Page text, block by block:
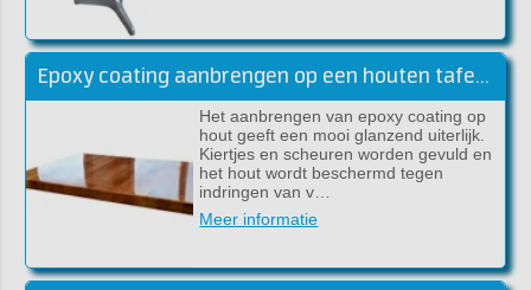
Epoxy coating aanbrengen op een houten tafelblad
Het aanbrengen van epoxy coating op
hout geeft een mooi glanzend uiterlijk.
Kiertjes en scheuren worden gevuld en
het hout wordt beschermd tegen
indringen van v…
Meer informatie